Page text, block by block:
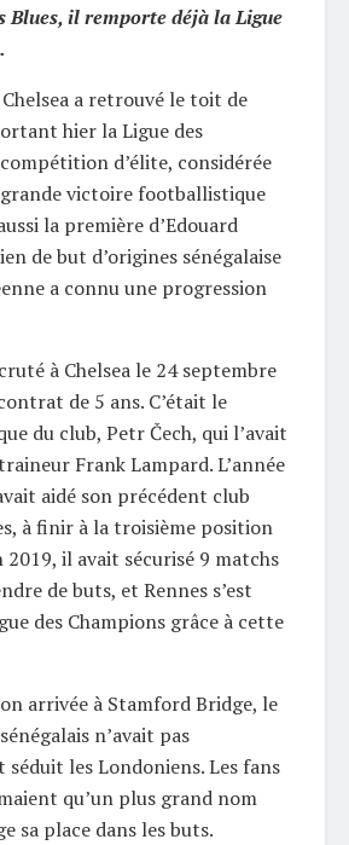
Blues, il remporte déjà la Ligue
a retrouvé le toit de
hier la Ligue des
d’élite, considérée
victoire footballistique
la première d’Edouard
de but d’origines sénégalaise
a connu une progression
à Chelsea le 24 septembre
de 5 ans. C’était le
du club, Petr Čech, qui l’avait
Frank Lampard. L’année
aidé son précédent club
à finir à la troisième position
2019, il avait sécurisé 9 matchs
de buts, et Rennes s’est
des Champions grâce à cette
arrivée à Stamford Bridge, le
n’avait pas
séduit les Londoniens. Les fans
qu’un plus grand nom
sa place dans les buts.